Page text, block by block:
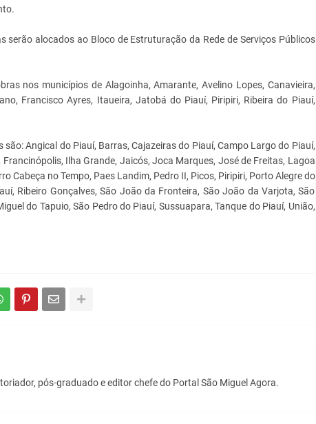
serão alocados ao Bloco de Estruturação da Rede de Serviços Públicos
nos municípios de Alagoinha, Amarante, Avelino Lopes, Canavieira,
Francisco Ayres, Itaueira, Jatobá do Piauí, Piripiri, Ribeira do Piauí,
Angical do Piauí, Barras, Cajazeiras do Piauí, Campo Largo do Piauí,
Ilha Grande, Jaicós, Joca Marques, José de Freitas, Lagoa
Cabeça no Tempo, Paes Landim, Pedro II, Picos, Piripiri, Porto Alegre do
Ribeiro Gonçalves, São João da Fronteira, São João da Varjota, São
do Tapuio, São Pedro do Piauí, Sussuapara, Tanque do Piauí, União,
pós-graduado e editor chefe do Portal São Miguel Agora.